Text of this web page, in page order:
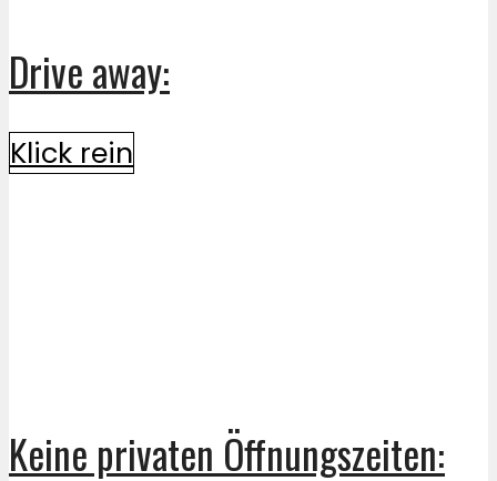
Drive away:
Klick rein
Keine privaten Öffnungszeiten: